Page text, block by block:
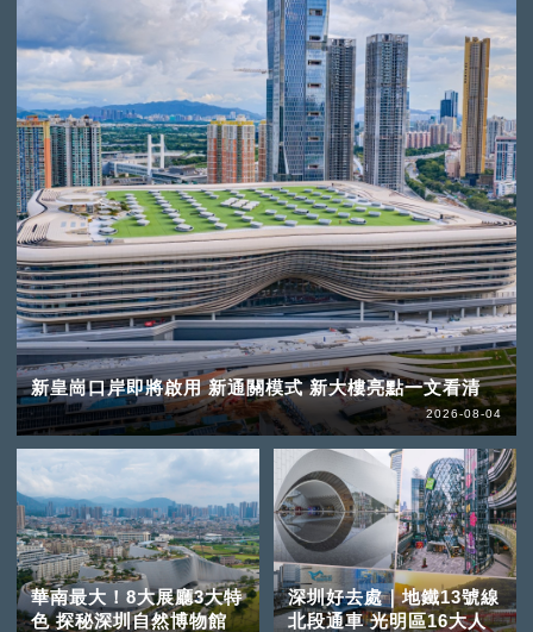
新皇崗口岸即將啟用 新通關模式 新大樓亮點一文看清
2026-08-04
華南最大！8大展廳3大特
色 探秘深圳自然博物館
深圳好去處｜地鐵13號線
北段通車 光明區16大人